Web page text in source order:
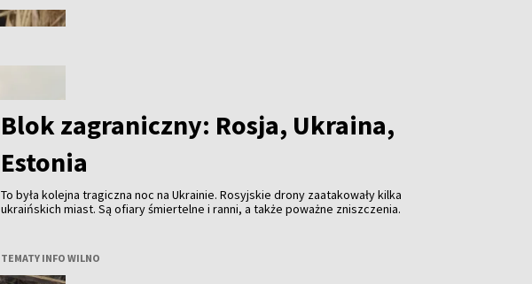
Blok zagraniczny: Rosja, Ukraina,
Estonia
To była kolejna tragiczna noc na Ukrainie. Rosyjskie drony zaatakowały kilka
ukraińskich miast. Są ofiary śmiertelne i ranni, a także poważne zniszczenia.
TEMATY INFO WILNO